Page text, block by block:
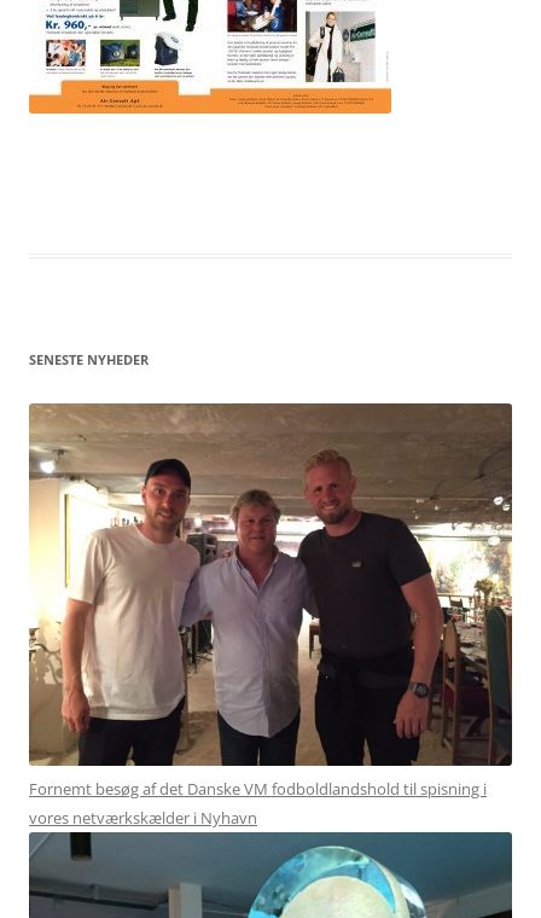
SENESTE NYHEDER
Fornemt besøg af det Danske VM fodboldlandshold til spisning i
vores netværkskælder i Nyhavn